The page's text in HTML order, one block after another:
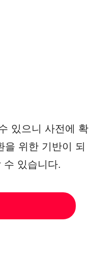
있으니 사전에 확
을 위한 기반이 되
수 있습니다.